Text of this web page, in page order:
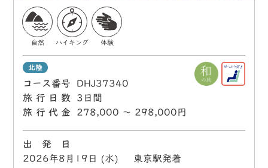
自然 ハイキング 体験
北陸
コース番号
DHJ37340
旅行日数
3日間
旅行代金
278,000 〜 298,000円
出 発 日
2026年8月19日 (水) 東京駅発着